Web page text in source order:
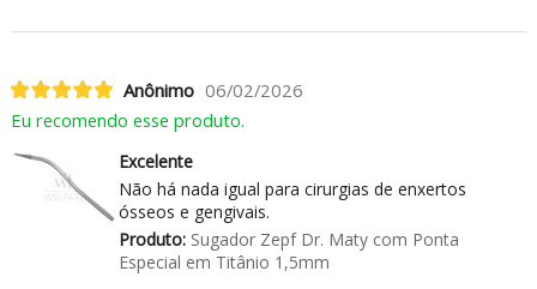
Anônimo 06/02/2026
Eu recomendo esse produto.
Excelente
Não há nada igual para cirurgias de enxertos
ósseos e gengivais.
Produto:Sugador Zepf Dr. Maty com Ponta
Especial em Titânio 1,5mm